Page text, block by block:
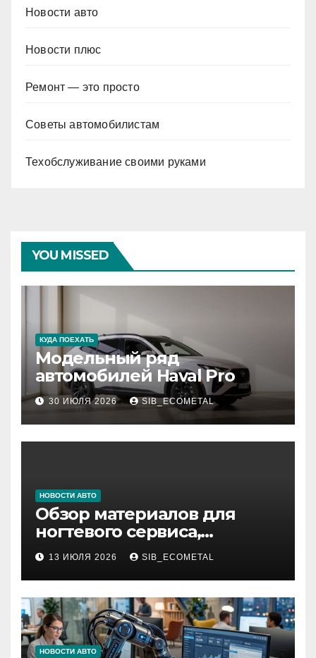
Новости авто
Новости плюс
Ремонт — это просто
Советы автомобилистам
Техобслуживание своими руками
YOU MISSED
КУДА ПОЕХАТЬ
Модельный ряд
автомобилей Haval Pro
30 ИЮЛЯ 2026 SIB_ECOMETAL
НОВОСТИ АВТО
Обзор материалов для
ногтевого сервиса,
наращивания ресниц и
депиляции
13 ИЮЛЯ 2026 SIB_ECOMETAL
НОВОСТИ АВТО